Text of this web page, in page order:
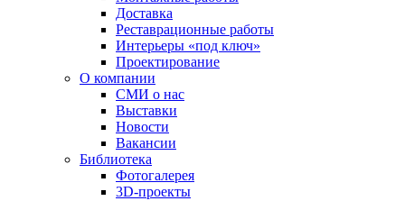
Доставка
Реставрационные работы
Интерьеры «под ключ»
Проектирование
О компании
СМИ о нас
Выставки
Новости
Вакансии
Библиотека
Фотогалерея
3D-проекты